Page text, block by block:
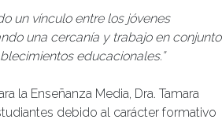
un vínculo entre los jóvenes
una cercanía y trabajo en conjunto
educacionales.”
la Enseñanza Media, Dra. Tamara
debido al carácter formativo